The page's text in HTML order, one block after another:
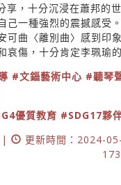
享，十分沉浸在蕭邦的
己一種強烈的震撼感受
可曲〈離別曲〉感到印
哀傷，十分肯定李珮瑜
#文錙藝術中心 #聽琴
優質教育 #SDG17夥
更新時間：2024-